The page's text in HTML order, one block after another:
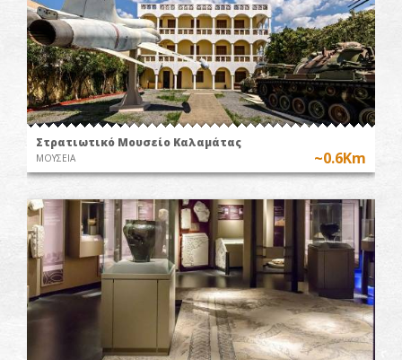
Στρατιωτικό Μουσείο Καλαμάτας
ΜΟΥΣΕΙΑ ~0.6Km